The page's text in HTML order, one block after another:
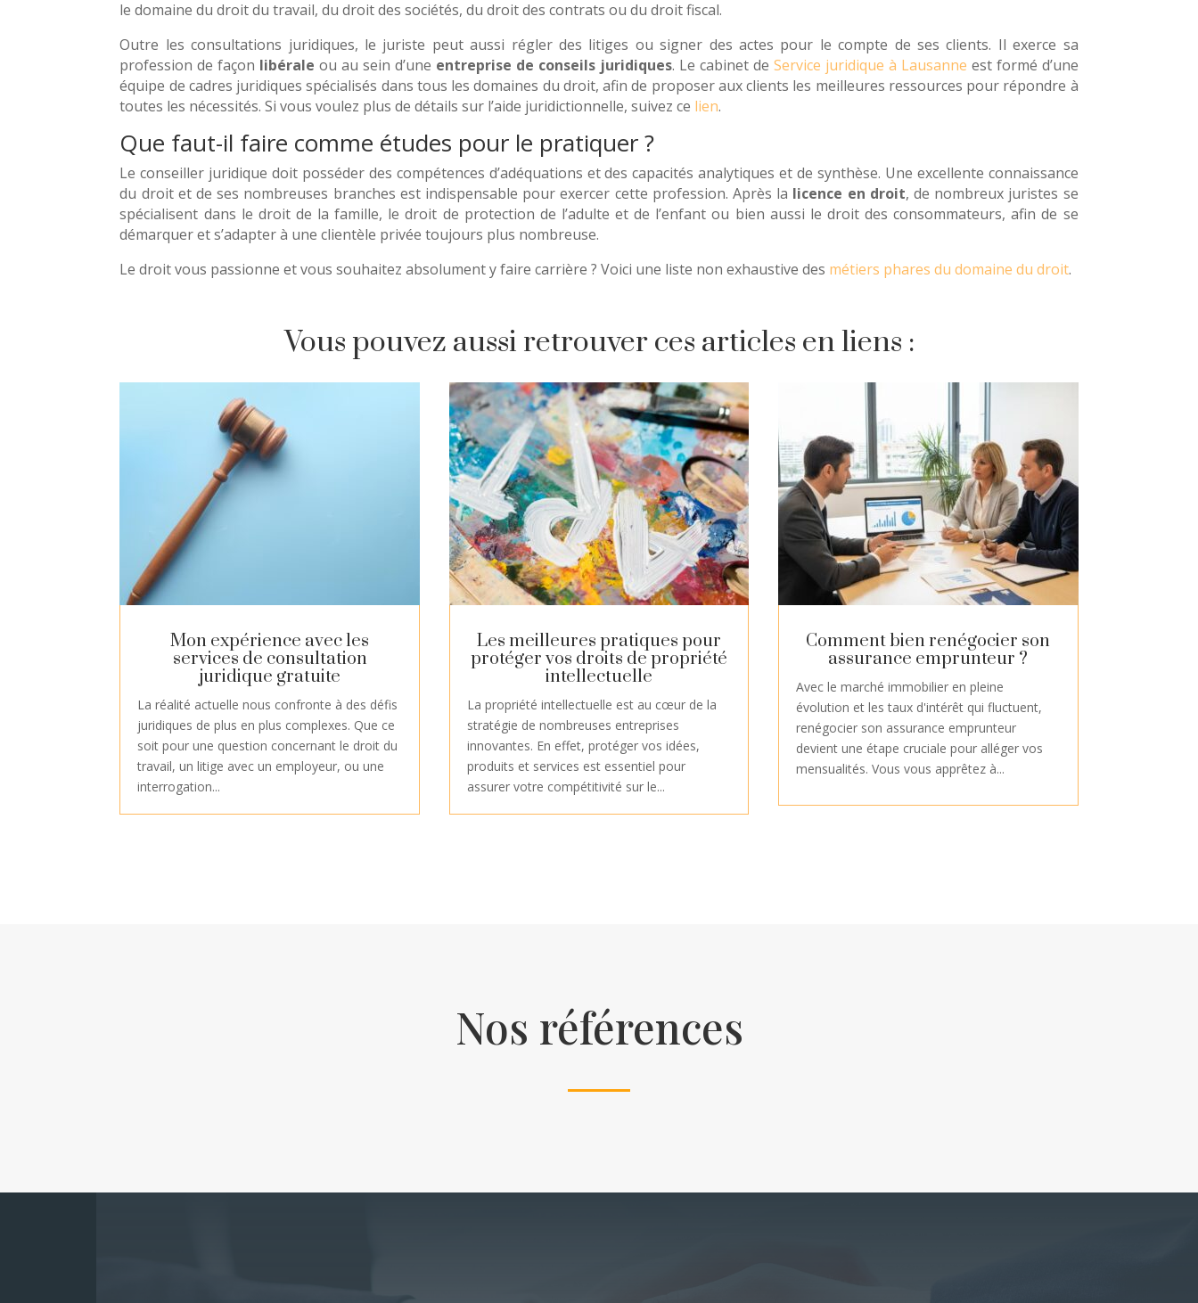
le domaine du droit du travail, du droit des sociétés, du droit des contrats ou du droit fiscal.
Outre les consultations juridiques, le juriste peut aussi régler des litiges ou signer des actes pour le compte de ses clients. Il exerce sa
profession de façon libérale ou au sein d’une entreprise de conseils juridiques. Le cabinet de Service juridique à Lausanne est formé d’une
équipe de cadres juridiques spécialisés dans tous les domaines du droit, afin de proposer aux clients les meilleures ressources pour répondre à
toutes les nécessités. Si vous voulez plus de détails sur l’aide juridictionnelle, suivez ce lien.
Que faut-il faire comme études pour le pratiquer ?
Le conseiller juridique doit posséder des compétences d’adéquations et des capacités analytiques et de synthèse. Une excellente connaissance
du droit et de ses nombreuses branches est indispensable pour exercer cette profession. Après la licence en droit, de nombreux juristes se
spécialisent dans le droit de la famille, le droit de protection de l’adulte et de l’enfant ou bien aussi le droit des consommateurs, afin de se
démarquer et s’adapter à une clientèle privée toujours plus nombreuse.
Le droit vous passionne et vous souhaitez absolument y faire carrière ? Voici une liste non exhaustive des métiers phares du domaine du droit.
Vous pouvez aussi retrouver ces articles en liens :
Mon expérience avec les
services de consultation
juridique gratuite
La réalité actuelle nous confronte à des défis
juridiques de plus en plus complexes. Que ce
soit pour une question concernant le droit du
travail, un litige avec un employeur, ou une
interrogation...
Les meilleures pratiques pour
protéger vos droits de propriété
intellectuelle
La propriété intellectuelle est au cœur de la
stratégie de nombreuses entreprises
innovantes. En effet, protéger vos idées,
produits et services est essentiel pour
assurer votre compétitivité sur le...
Comment bien renégocier son
assurance emprunteur ?
Avec le marché immobilier en pleine
évolution et les taux d'intérêt qui fluctuent,
renégocier son assurance emprunteur
devient une étape cruciale pour alléger vos
mensualités. Vous vous apprêtez à...
Nos références